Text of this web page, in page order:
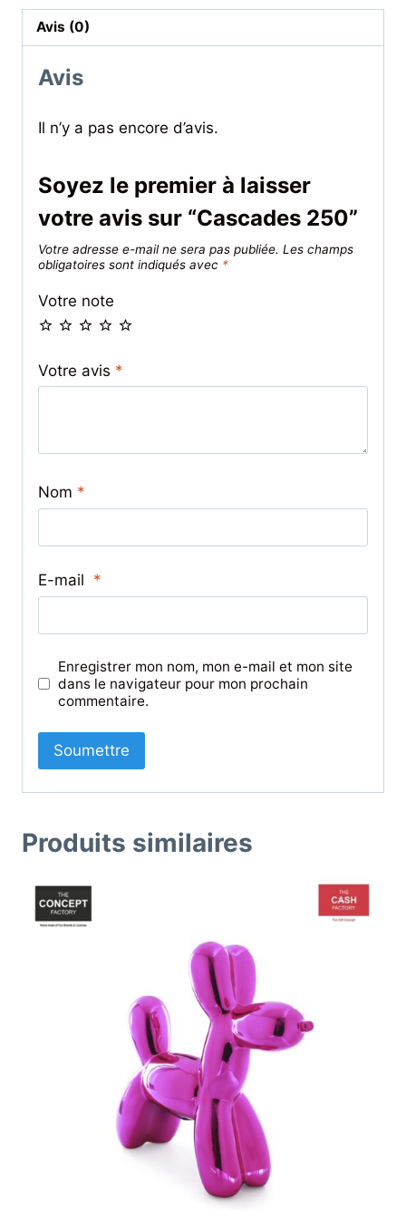
Avis (0)
Avis
Il n’y a pas encore d’avis.
Soyez le premier à laisser
votre avis sur “Cascades 250”
Votre adresse e-mail ne sera pas publiée. Les champs
obligatoires sont indiqués avec *
Votre note
Votre avis *
Nom *
E-mail *
Enregistrer mon nom, mon e-mail et mon site
dans le navigateur pour mon prochain
commentaire.
Produits similaires